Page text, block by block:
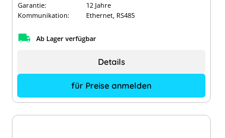
Garantie:
12 Jahre
Kommunikation:
Ethernet, RS485
Ab Lager verfügbar
für Preise anmelden
Details